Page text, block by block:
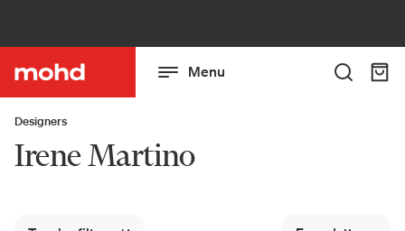
Menu
Designers
Irene Martino